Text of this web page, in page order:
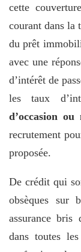
cette
courant dans la
du prêt
avec une
d’intérêt de
les taux
d’occasion
recrutement
proposée.
De crédit qui
obsèques sur
assurance bris
dans toutes